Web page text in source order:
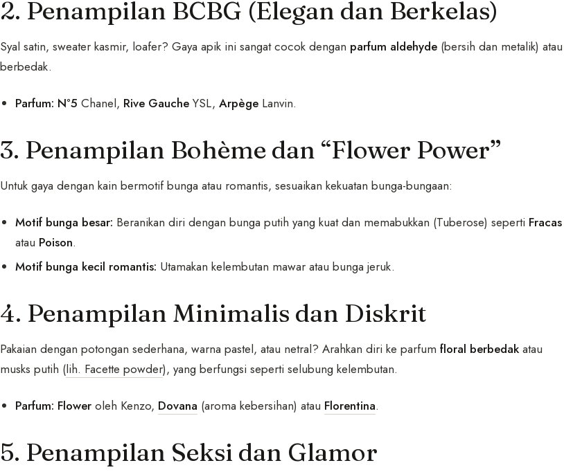
2. Penampilan BCBG (Elegan dan Berkelas)
Syal satin, sweater kasmir, loafer? Gaya apik ini sangat cocok dengan parfum aldehyde (bersih dan metalik) atau
berbedak.
Parfum: N°5 Chanel, Rive Gauche YSL,Arpège Lanvin.
3. Penampilan Bohème dan “Flower Power”
Untuk gaya dengan kain bermotif bunga atau romantis, sesuaikan kekuatan bunga-bungaan:
Motif bunga besar: Beranikan diri dengan bunga putih yang kuat dan memabukkan (Tuberose) seperti Fracas
atau Poison.
Motif bunga kecil romantis: Utamakan kelembutan mawar atau bunga jeruk.
4. Penampilan Minimalis dan Diskrit
Pakaian dengan potongan sederhana, warna pastel, atau netral? Arahkan diri ke parfum floral berbedak atau
musks putih (lih. Facette powder), yang berfungsi seperti selubung kelembutan.
Parfum: Flower oleh Kenzo, Dovana (aroma kebersihan) atau Florentina.
5. Penampilan Seksi dan Glamor